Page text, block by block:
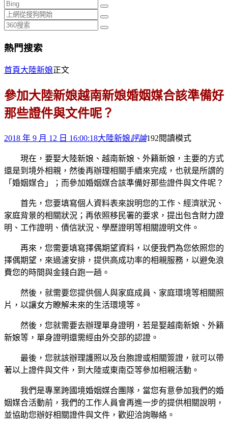
熱門搜索
首頁大陸新娘正文
參加大陸新娘越南新娘婚姻媒合該準備好
那些證件與文件呢？
2018 年 9 月 12 日 16:00:18大陸新娘評論192閱讀模式
現在，要娶大陸新娘、越南新娘、外籍新娘，主要的方式
還是到境外相親，然後再辦理相關手續來完成，也就是所謂的
「婚姻媒合」；而參加婚姻媒合該準備好那些證件與文件呢？
首先，您要填寫個人資料表來說明您的工作、經濟狀況、
家庭背景的相關狀況；再依照移民署的要求，提出包含財力證
明、工作證明、債信狀況、學歷證明等相關證明文件。
再來，您需要填寫擇偶期望資料，以便我們為您依照您的
擇偶期望，來過濾安排，提供高成功率的相親服務，以避免浪
費您的時間與金錢白跑一趟。
然後，就需要您提供個人與家庭成員、家庭環境等相關照
片，以讓女方瞭解未來的生活環境等。
然後，您就需要去辦理單身證明，若是娶越南新娘、外籍
新娘等，單身證明還需經由外交部的認證。
最後，您就該辦理護照以及台胞證或相關簽證，就可以帶
著以上證件與文件，到大陸或東南亞等參加相親活動。
我們是專業跨國境婚姻媒合團隊，當您有意參加我們的婚
姻媒合活動前，我們的工作人員會再進一步的提供相關說明，
並協助您辦好相關證件與文件，歡迎洽詢聯絡。